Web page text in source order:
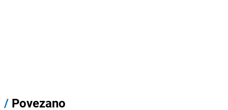
/ Povezano